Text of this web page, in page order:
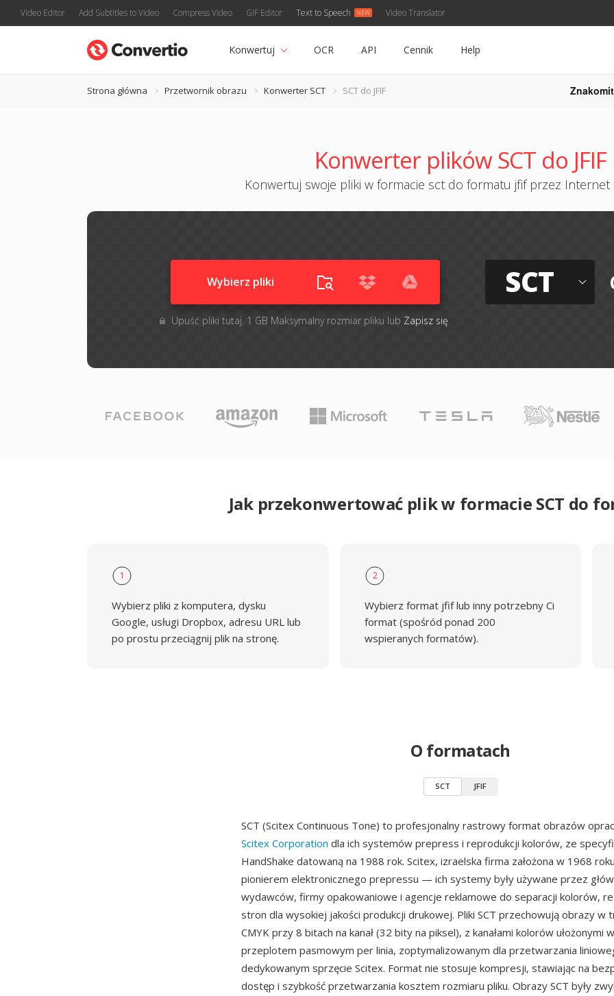
Video Editor Add Subtitles to Video Compress Video GIF Editor Text to Speech Video Translator
Konwertuj OCR API Cennik Help
Strona główna Przetwornik obrazu Konwerter SCT SCT do JFIF
Konwerter plików SCT do JFIF
Konwertuj swoje pliki w formacie sct do formatu jfif przez Internet
Wybierz pliki
Upuść pliki tutaj. 1 GB Maksymalny rozmiar pliku lub Zapisz się
SCT
Jak przekonwertować plik w formacie SCT do
1
Wybierz pliki z komputera, dysku
Google, usługi Dropbox, adresu URL lub
po prostu przeciągnij plik na stronę.
2
Wybierz format jfif lub inny potrzebny Ci
format (spośród ponad 200
wspieranych formatów).
O formatach
SCT JFIF
SCT (Scitex Continuous Tone) to profesjonalny rastrowy format obrazów
Scitex Corporation dla ich systemów prepress i reprodukcji kolorów, ze
HandShake datowaną na 1988 rok. Scitex, izraelska firma założona w 1968
pionierem elektronicznego prepressu — ich systemy były używane przez
wydawców, firmy opakowaniowe i agencje reklamowe do separacji kolorów,
stron dla wysokiej jakości produkcji drukowej. Pliki SCT przechowują obrazy w
CMYK przy 8 bitach na kanał (32 bity na piksel), z kanałami kolorów ułożonymi
przeplotem pasmowym per linia, zoptymalizowanym dla przetwarzania
dedykowanym sprzęcie Scitex. Format nie stosuje kompresji, stawiając na
dostęp i szybkość przetwarzania kosztem rozmiaru pliku. Obrazy SCT były